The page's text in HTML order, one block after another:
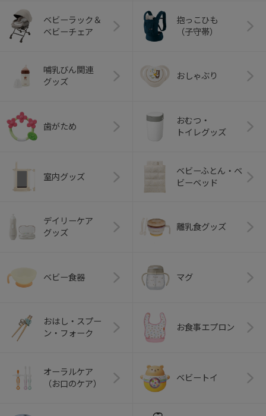
ベビーラック＆
ベビーチェア
抱っこひも
（子守帯）
哺乳びん関連
グッズ
おしゃぶり
歯がため
おむつ・
トイレグッズ
室内グッズ
ベビーふとん・ベ
ビーベッド
デイリーケア
グッズ
離乳食グッズ
ベビー食器 マグ
おはし・スプー
ン・フォーク
お食事エプロン
オーラルケア
（お口のケア）
ベビートイ